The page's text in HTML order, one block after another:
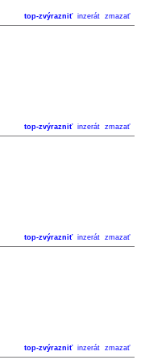
top-zvýrazniť inzerát zmazať
top-zvýrazniť inzerát zmazať
top-zvýrazniť inzerát zmazať
top-zvýrazniť inzerát zmazať